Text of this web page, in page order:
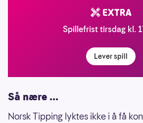
Spillefrist tirsdag kl.
Lever spill
Så nære ...
Norsk Tipping lyktes ikke i å få